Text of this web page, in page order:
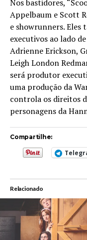
Nos bastidores,
Appelbaum e Scott
e showrunners. Eles
executivos ao lado
Adrienne Erickson,
Leigh London
será produtor
uma produção da
controla os direitos
personagens da
Compartilhe:
Relacionado